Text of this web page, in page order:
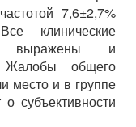
7,6±2,7%
клинические
выражены и
Жалобы общего
место и в группе
о субъективности